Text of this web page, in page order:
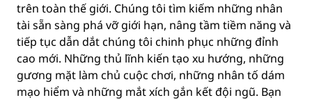
trên toàn thế giới. Chúng tôi tìm kiếm những nhân
tài sẵn sàng phá vỡ giới hạn, nâng tầm tiềm năng và
tiếp tục dẫn dắt chúng tôi chinh phục những đỉnh
cao mới. Những thủ lĩnh kiến tạo xu hướng, những
gương mặt làm chủ cuộc chơi, những nhân tố dám
mạo hiểm và những mắt xích gắn kết đội ngũ. Bạn